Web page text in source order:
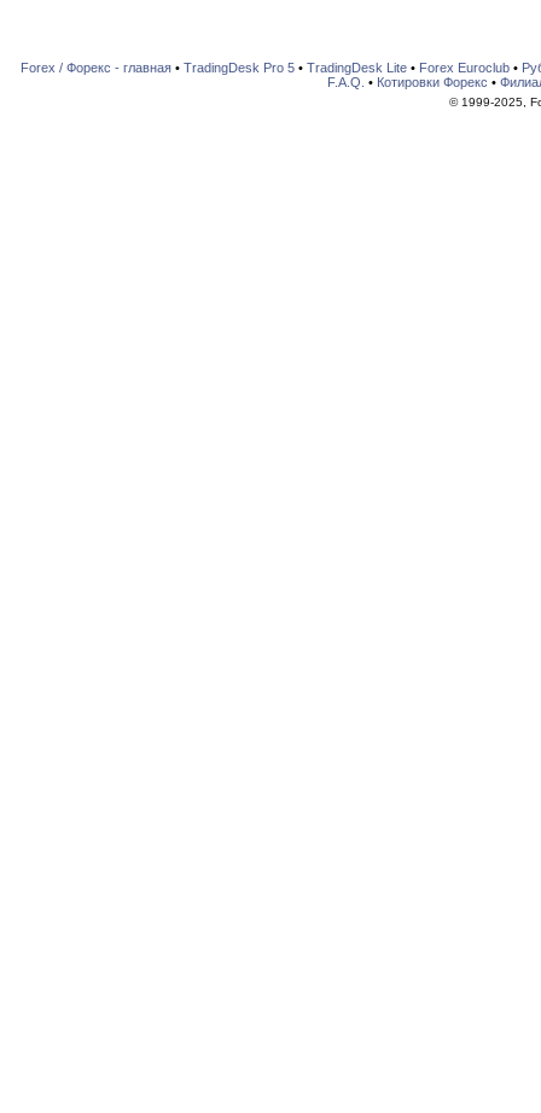
Forex / Форекс - главная• TradingDesk Pro 5• TradingDesk Lite• Forex Euroclub•
F.A.Q. • Котировки Форекс •
© 1999-2025,